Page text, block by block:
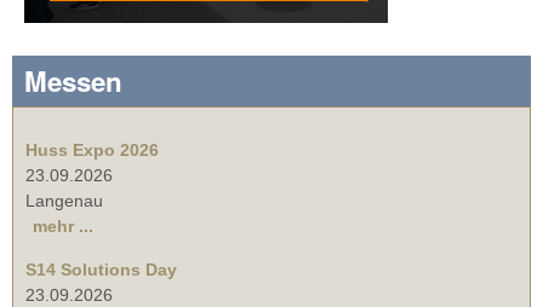
Messen
Huss Expo 2026
23.09.2026
Langenau
mehr ...
S14 Solutions Day
23.09.2026